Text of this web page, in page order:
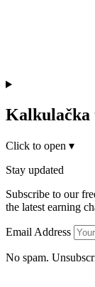
Kalkulačka
Click to open ▾
Stay updated
Subscribe to our
the latest earning
Email Address
No spam.